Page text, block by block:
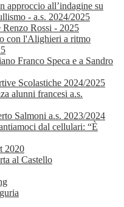
approccio all’indagine su
- a.s. 2024/2025
Renzo Rossi - 2025
con l'Alighieri a ritmo
Franco Speca e a Sandro
Scolastiche 2024/2025
alunni francesi a.s.
Salmoni a.s. 2023/2024
dal cellulari: “È
2020
al Castello